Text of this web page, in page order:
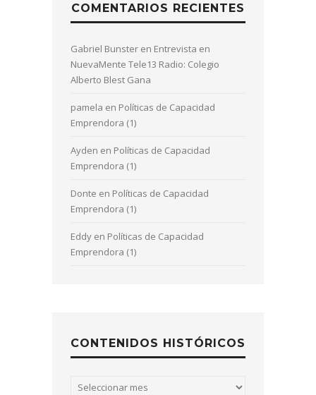
COMENTARIOS RECIENTES
Gabriel Bunster en Entrevista en
NuevaMente Tele13 Radio: Colegio
Alberto Blest Gana
pamela en Políticas de Capacidad
Emprendora (1)
Ayden en Políticas de Capacidad
Emprendora (1)
Donte en Políticas de Capacidad
Emprendora (1)
Eddy en Políticas de Capacidad
Emprendora (1)
CONTENIDOS HISTÓRICOS
Contenidos